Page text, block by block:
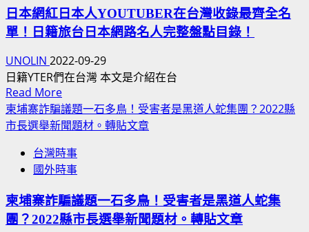
客
暴
增！
巧
合
呼
應
蔡
文
總
民
進
異
中
共
嘴
KOL
名
冊
清
列
表
大
全！
2026.02.20
國
加
大
歐
洲
野
火
霧
霾
氣
污
日本網紅日本人YOUTUBER在台灣收錄最齊全名
單！日籍旅台日本網路名人完整盤點目錄！
UNOLIN 2022-09-29
日籍YTER們在台灣 本文是介紹在台
Read MoreRead
more
about
本
網
日
本
柬埔寨詐騙議題一石多鳥！受害者是黑道人蛇集團？2022縣
市長選舉新聞題材。轉貼文章
台灣時事
國外時事
柬埔寨詐騙議題一石多鳥！受害者是黑道人蛇集
團？2022縣市長選舉新聞題材。轉貼文章